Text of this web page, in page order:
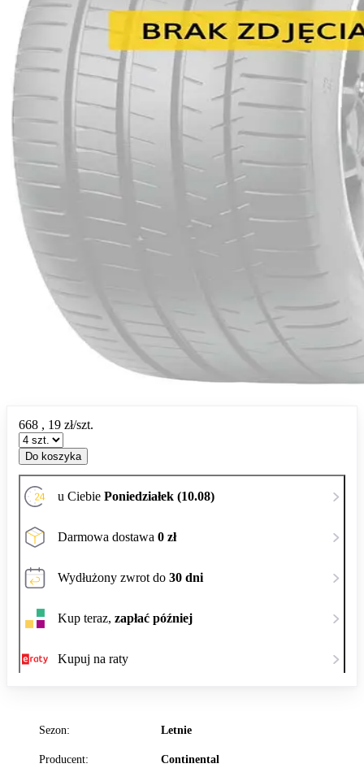
Sezon: Letnie
Producent: Continental
668 , 19 zł/szt.
Do koszyka
u Ciebie Poniedziałek (10.08)
Darmowa dostawa 0 zł
Wydłużony zwrot do 30 dni
Kup teraz, zapłać później
Kupuj na raty